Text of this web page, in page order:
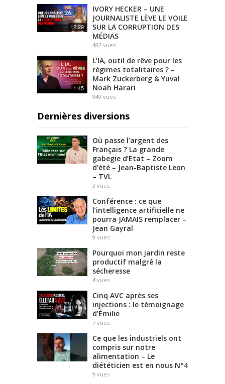
12:29
IVORY HECKER – UNE
JOURNALISTE LÈVE LE VOILE
SUR LA CORRUPTION DES
MÉDIAS
487 vues
1:45
L’IA, outil de rêve pour les
régimes totalitaires ? –
Mark Zuckerberg & Yuval
Noah Harari
949 vues
Dernières diversions
Où passe l’argent des
Français ? La grande
gabegie d’Etat – Zoom
d’été – Jean-Baptiste Leon
– TVL
3 vues
Conférence : ce que
l’intelligence artificielle ne
pourra JAMAIS remplacer –
Jean Gayral
9 vues
Pourquoi mon jardin reste
productif malgré la
sécheresse
4 vues
Cinq AVC après ses
injections : le témoignage
d’Émilie
7 vues
Ce que les industriels ont
compris sur notre
alimentation – Le
diététicien est en nous N°4
9 vues